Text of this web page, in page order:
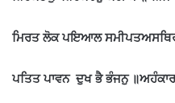
ਮਿਰਤ ਲੋਕ ਪਇਆਲ
ਪਤਿਤ ਪਾਵਨ ਦੁਖ ਭੈ ਭੰਜਨੁ